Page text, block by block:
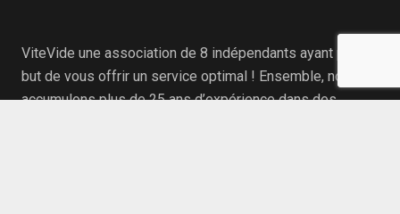
ViteVide une association de 8 indépendants ayant pour
but de vous offrir un service optimal ! Ensemble, nous
accumulons plus de 25 ans d’expérience dans des